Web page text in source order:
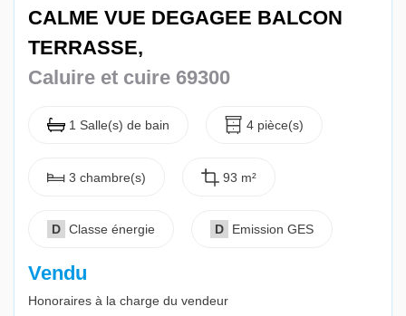
CALME VUE DEGAGEE BALCON
TERRASSE,
Caluire et cuire 69300
1 Salle(s) de bain 4 pièce(s)
3 chambre(s) 93 m²
D Classe énergie D Emission GES
Vendu
Honoraires à la charge du vendeur